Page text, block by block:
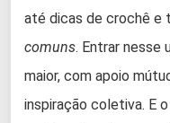
até dicas de crochê e
comuns. Entrar nesse
maior, com apoio
inspiração coletiva. E